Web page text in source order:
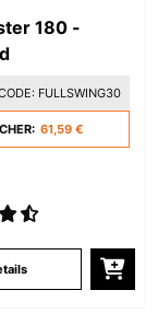
180 -
FULLSWING30
61,59 €